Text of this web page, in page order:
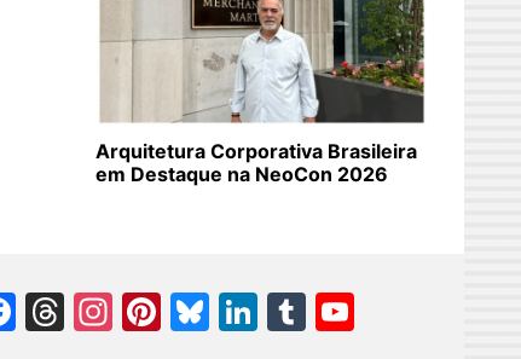
Arquitetura Corporativa Brasileira
em Destaque na NeoCon 2026
Facebook
Threads
Instagram
Pinterest
Bluesky
LinkedIn
Tumblr